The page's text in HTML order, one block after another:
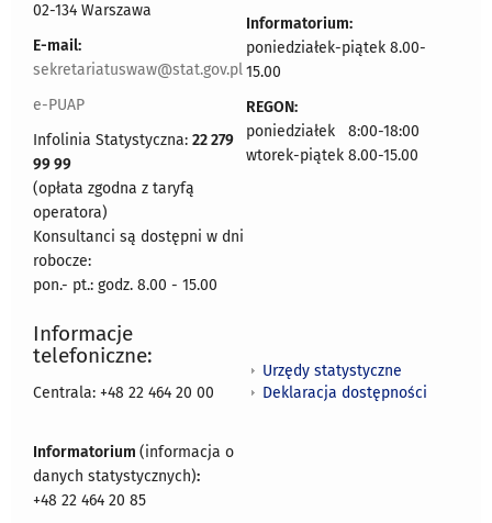
02-134 Warszawa
E-mail:
sekretariatuswaw@stat.gov.pl
e-PUAP
Infolinia Statystyczna: 22 279
99 99
(opłata zgodna z taryfą
operatora)
Konsultanci są dostępni w dni
robocze:
pon.- pt.: godz. 8.00 - 15.00
Informatorium:
poniedziałek-piątek 8.00-
15.00
REGON:
poniedziałek 8:00-18:00
wtorek-piątek 8.00-15.00
Informacje
telefoniczne:
Centrala: +48 22 464 20 00
Informatorium (informacja o
danych statystycznych):
+48 22 464 20 85
Urzędy statystyczne
Deklaracja dostępności